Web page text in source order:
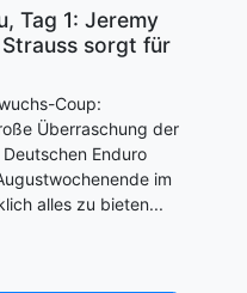
Tag 1: Jeremy
sorgt für
Coup:
Überraschung der
Enduro
im
alles zu bieten...